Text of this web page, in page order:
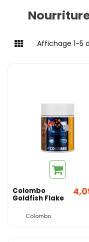
Affichage 1-5
Colombo
Goldfish Flake
Colombo